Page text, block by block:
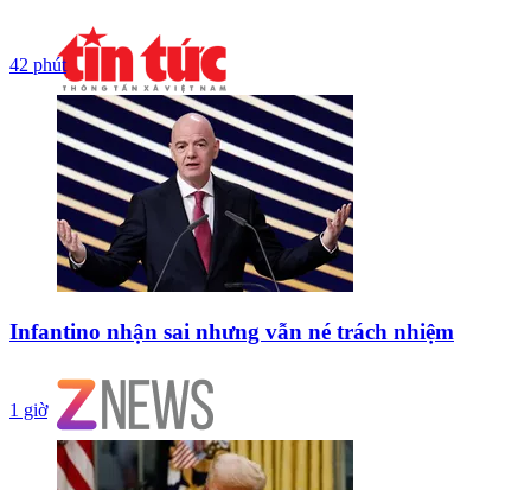
42 phút
Infantino nhận sai nhưng vẫn né trách nhiệm
1 giờ